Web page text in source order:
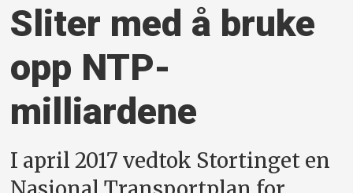
Sliter med å bruke
opp NTP-
milliardene
I april 2017 vedtok Stortinget en